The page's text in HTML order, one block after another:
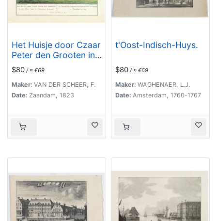
Het Huisje door Czaar
Peter den Grooten in
den Jare 1697 te
Zaandam bewoond.
$80 / ≈ €69
Maker: VAN DER SCHEER, F.
Date: Zaandam, 1823
t'Oost-Indisch-Huys.
$80 / ≈ €69
Maker: WAGHENAER, L.J.
Date: Amsterdam, 1760-1767